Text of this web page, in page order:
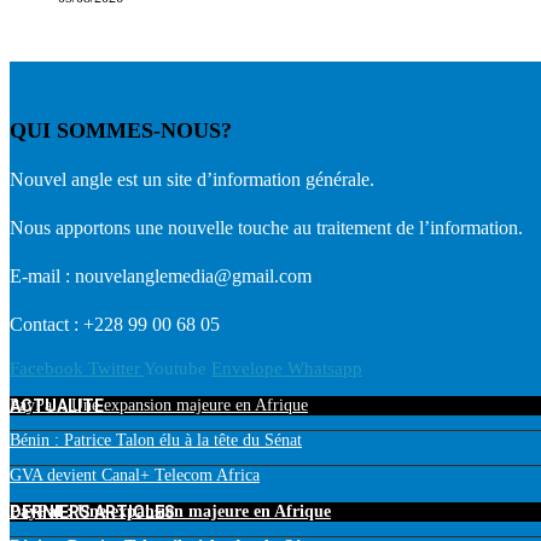
QUI SOMMES-NOUS?
Nouvel angle est un site d’information générale.
Nous apportons une nouvelle touche au traitement de l’information.
E-mail : nouvelanglemedia@gmail.com
Contact : +228 99 00 68 05
Facebook Twitter Youtube Envelope Whatsapp
ACTUALITE
PayPal : Une expansion majeure en Afrique
Bénin : Patrice Talon élu à la tête du Sénat
GVA devient Canal+ Telecom Africa
DERNIERS ARTICLES
PayPal : Une expansion majeure en Afrique